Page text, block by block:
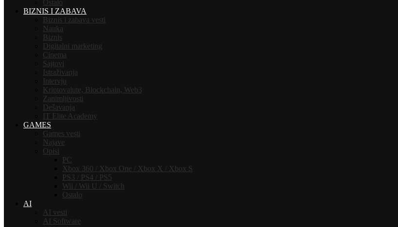
Ostalo
BIZNIS I ZABAVA
Biznis i zabava vesti
Nauka
Biznis
Digitalni marketing
Cinema
Sajtovi
Istraživanja
Intervju
Kriptovalute, Blockchain, Web3
Zanimljivosti
Dešavanja
IT Elite Academy
GAMES
Games vesti
Najave
Opisi
PC
Xbox 360 / Xbox One / Xbox X / Xbox S
PS3 / PS4 / PS5
Wii / Wii U / Switch
Ostalo
AI
AI vesti
AI Software